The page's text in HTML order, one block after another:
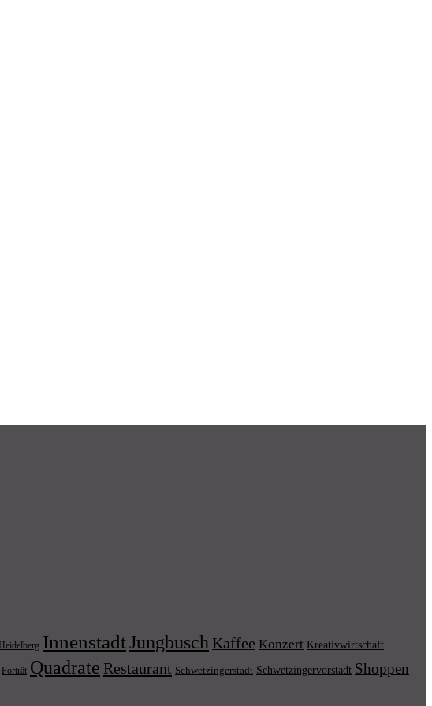
Heidelberg InnenstadtJungbusch Kaffee Konzert Kreativwirtschaft
Porträt Quadrate Restaurant Schwetzingerstadt Schwetzingervorstadt Shoppen